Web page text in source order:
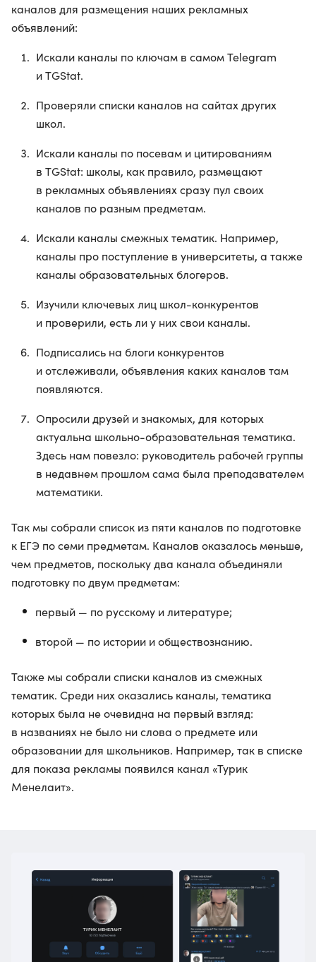
каналов для размещения наших рекламных
объявлений:
Искали каналы по ключам в самом Telegram
и TGStat.
Проверяли списки каналов на сайтах других
школ.
Искали каналы по посевам и цитированиям
в TGStat: школы, как правило, размещают
в рекламных объявлениях сразу пул своих
каналов по разным предметам.
Искали каналы смежных тематик. Например,
каналы про поступление в университеты, а также
каналы образовательных блогеров.
Изучили ключевых лиц школ-конкурентов
и проверили, есть ли у них свои каналы.
Подписались на блоги конкурентов
и отслеживали, объявления каких каналов там
появляются.
Опросили друзей и знакомых, для которых
актуальна школьно-образовательная тематика.
Здесь нам повезло: руководитель рабочей группы
в недавнем прошлом сама была преподавателем
математики.
Так мы собрали список из пяти каналов по подготовке
к ЕГЭ по семи предметам. Каналов оказалось меньше,
чем предметов, поскольку два канала объединяли
подготовку по двум предметам:
первый — по русскому и литературе;
второй — по истории и обществознанию.
Также мы собрали списки каналов из смежных
тематик. Среди них оказались каналы, тематика
которых была не очевидна на первый взгляд:
в названиях не было ни слова о предмете или
образовании для школьников. Например, так в списке
для показа рекламы появился канал «Турик
Менелаит».